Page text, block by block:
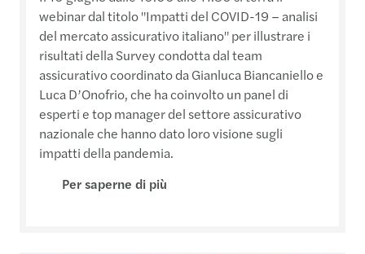
webinar dal titolo "Impatti del COVID-19 – analisi
del mercato assicurativo italiano" per illustrare i
risultati della Survey condotta dal team
assicurativo coordinato da Gianluca Biancaniello e
Luca D’Onofrio, che ha coinvolto un panel di
esperti e top manager del settore assicurativo
nazionale che hanno dato loro visione sugli
impatti della pandemia.
Per saperne di più